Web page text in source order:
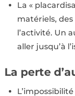
La «
matériels, des
l’activité. Un
aller jusqu’à
La perte